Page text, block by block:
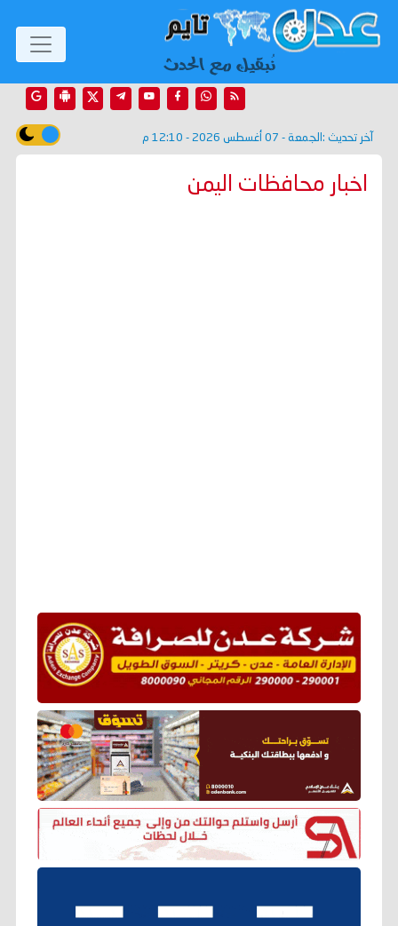
آخر تحديث : الجمعة - 07 أغسطس 2026 - 12:10 م
اخبار محافظات اليمن